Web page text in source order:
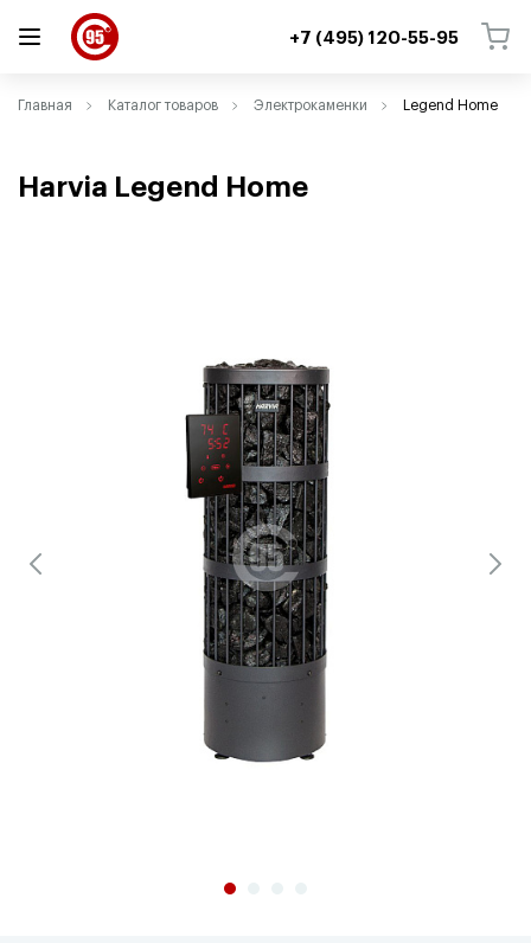
+7 (495) 120-55-95
Главная Каталог товаров Электрокаменки Legend Home
Harvia Legend Home
ВЕРНУТЬСЯ
ВЕРНУТЬСЯ